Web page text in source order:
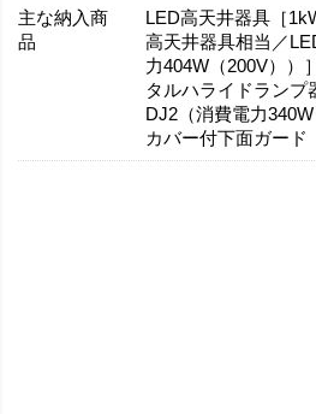
主な納入商
品
LED高天井器具［
高天井器具相当／
力404W（200V））
タルハライドランプ
DJ2（消費電力
カバー付下面ガード